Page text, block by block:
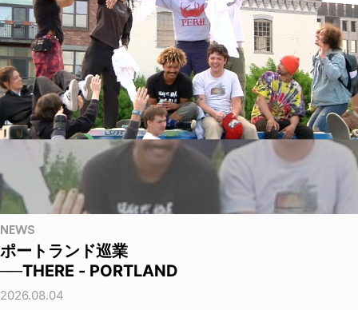
NEWS
ポートランド巡業
──THERE - PORTLAND
2026.08.04